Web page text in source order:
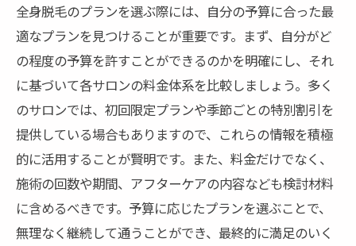
全身脱毛のプランを選ぶ際には、自分の予算に合った最
適なプランを見つけることが重要です。まず、自分がど
の程度の予算を許すことができるのかを明確にし、それ
に基づいて各サロンの料金体系を比較しましょう。多く
のサロンでは、初回限定プランや季節ごとの特別割引を
提供している場合もありますので、これらの情報を積極
的に活用することが賢明です。また、料金だけでなく、
施術の回数や期間、アフターケアの内容なども検討材料
に含めるべきです。予算に応じたプランを選ぶことで、
無理なく継続して通うことができ、最終的に満足のいく